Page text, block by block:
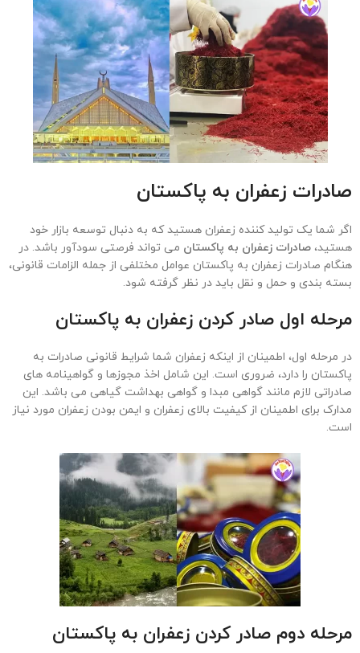
صادرات زعفران به پاکستان
اگر شما یک تولید کننده زعفران هستید که به دنبال توسعه بازار خود
هستید، صادرات زعفران به پاکستان می تواند فرصتی سودآور باشد. در
هنگام صادرات زعفران به پاکستان عوامل مختلفی از جمله الزامات قانونی،
بسته بندی و حمل و نقل باید در نظر گرفته شود.
مرحله اول صادر کردن زعفران به پاکستان
در مرحله اول، اطمینان از اینکه زعفران شما شرایط قانونی صادرات به
پاکستان را دارد، ضروری است. این شامل اخذ مجوزها و گواهینامه های
صادراتی لازم مانند گواهی مبدا و گواهی بهداشت گیاهی می باشد. این
مدارک برای اطمینان از کیفیت بالای زعفران و ایمن بودن زعفران مورد نیاز
است.
مرحله دوم صادر کردن زعفران به پاکستان